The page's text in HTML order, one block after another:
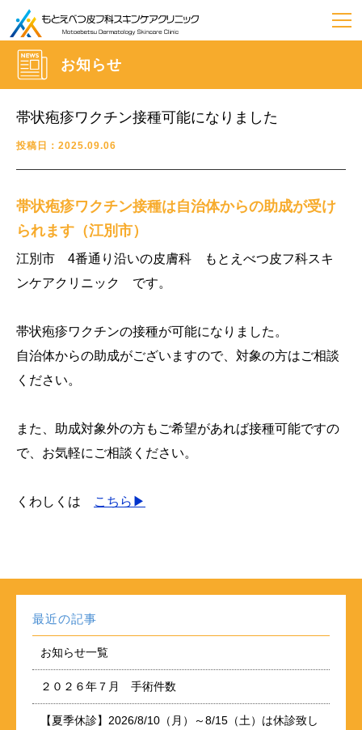
お知らせ
帯状疱疹ワクチン接種可能になりました
投稿日：2025.09.06
帯状疱疹ワクチン接種は自治体からの助成が受け
られます（江別市）
江別市 4番通り沿いの皮膚科 もとえべつ皮フ科スキ
ンケアクリニック です。
帯状疱疹ワクチンの接種が可能になりました。
自治体からの助成がございますので、対象の方はご相談
ください。
また、助成対象外の方もご希望があれば接種可能ですの
で、お気軽にご相談ください。
くわしくは こちら▶
最近の記事
お知らせ一覧
２０２６年７月 手術件数
【夏季休診】2026/8/10（月）～8/15（土）は休診致し